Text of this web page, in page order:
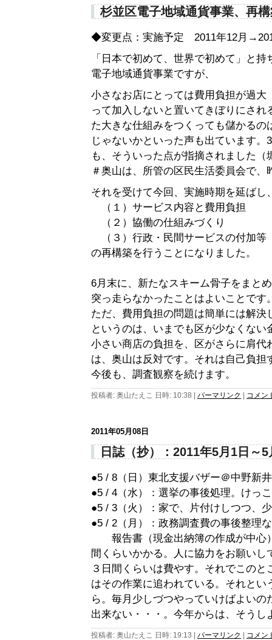
杉並区電子地域通貨事業、再
◆変更点：実施予定 2011年12月
「日本で初めて、世界で初めて」と
電子地域通貨事業ですが、
小さなお店にとっては費用負担が過大
って加入しないと置いてきぼりにされ
た大きな仕組みをつくっても儲かるの
じゃないかといった声も出ています。
も、そういった点が指摘されました（
＃奥山は、所管の区民生活委員会で
それを受けて今回、実施時期を延ばし
（１）サービス内容と費用負担
（２）協働の仕組みづくり
（３）行政・民間サービスの付加等
の再構築を行うことになりました。
6月末に、新たなスキーム骨子をまと
突っ走らなかったことはよいことです
ただ、費用負担の問題は簡単には解決
というのは、いまでも区が少なくない
小さい商店の負担を、区がさらに肩代
は、奥山は反対です。それは自己負担
今後も、調査観察を続けます。
投稿者: 奥山たえこ 日時: 10:38 パーマリンク コメン
2011年05月08日
日誌（抄）：2011年5月1日～5
●5 / 8（日）東北支援バザー＠中野新
●5 / 4（水）：選挙の事後処理。けっ
●5 / 3（火）：家で、片付けしつつ、
●5 / 2（月）：政務調査費の事後整理
報告書（現金出納簿の作成が中心
間くらいかかる。人に協力をお願いし
３日間くらいは費やす。それでこのと
はその作業に追われている。それとい
ら。毎月少しづつやっていけばよいの
出来ない・・・。今年からは、そうし
投稿者: 奥山たえこ 日時: 19:13 パーマリンク コメン